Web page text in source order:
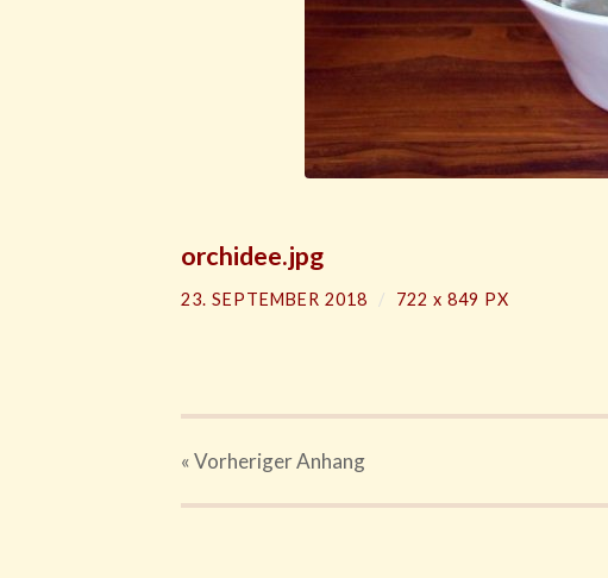
orchidee.jpg
23. SEPTEMBER 2018 / 722 x 849 PX
« VorherigerAnhang